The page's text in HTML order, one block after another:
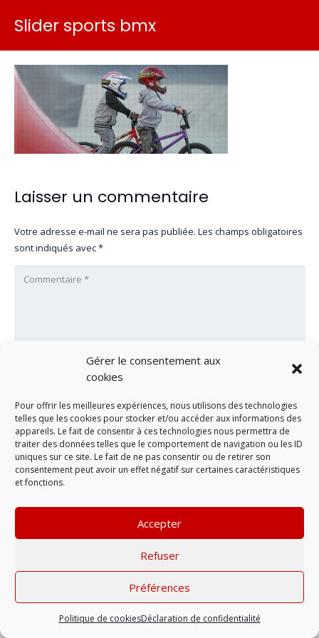
Gérer le consentement aux
cookies
Pour offrir les meilleures expériences, nous utilisons des technologies
telles que les cookies pour stocker et/ou accéder aux informations des
appareils. Le fait de consentir à ces technologies nous permettra de
traiter des données telles que le comportement de navigation ou les ID
uniques sur ce site. Le fait de ne pas consentir ou de retirer son
consentement peut avoir un effet négatif sur certaines caractéristiques
et fonctions.
Accepter
Refuser
Préférences
Politique de cookiesDéclaration de confidentialité
Slider sports bmx
Laisser un commentaire
Votre adresse e-mail ne sera pas publiée. Les champs obligatoires
sont indiqués avec*
LAISSER UN COMMENTAIRE
confidentialité